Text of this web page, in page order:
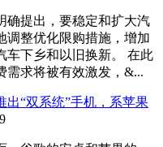
确提出，要稳定和扩大汽
调整优化限购措施，增加
车下乡和以旧换新。 在此
需求将被有效激发，&...
出“双系统”手机，系苹果